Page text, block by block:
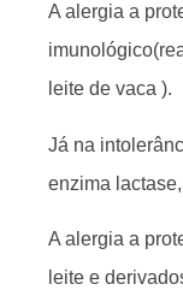
A alergia a
leite de vaca ).
Já na
enzima
A alergia a
leite e